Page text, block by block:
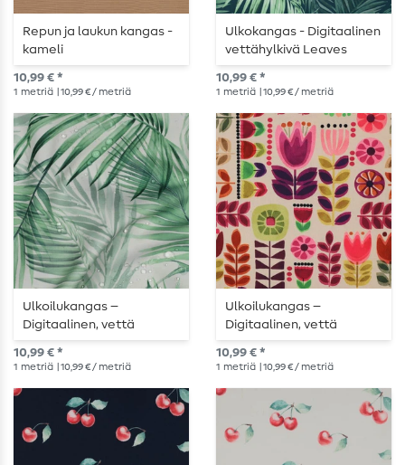
Repun ja laukun kangas -
kameli
10,99 € *
1 metriä | 10,99 € / metriä
Ulkokangas - Digitaalinen
vettähylkivä Leaves
Tummanvihreä
10,99 € *
1 metriä | 10,99 € / metriä
Ulkoilukangas –
Digitaalinen, vettä
hylkivä, lehtikuvioinen,
valkoinen
10,99 € *
1 metriä | 10,99 € / metriä
Ulkoilukangas –
Digitaalinen, vettä
hylkivä, kukkakuvioinen,
monivärinen
10,99 € *
1 metriä | 10,99 € / metriä